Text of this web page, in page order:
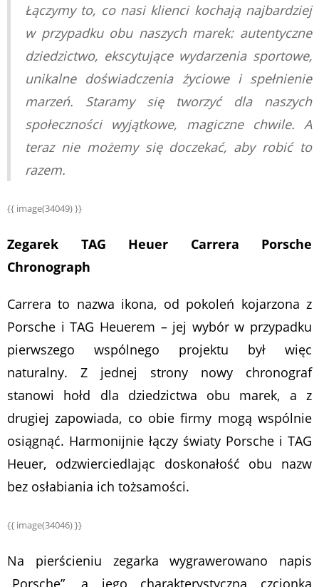
Łączymy to, co nasi klienci kochają najbardziej
w przypadku obu naszych marek: autentyczne
dziedzictwo, ekscytujące wydarzenia sportowe,
unikalne doświadczenia życiowe i spełnienie
marzeń. Staramy się tworzyć dla naszych
społeczności wyjątkowe, magiczne chwile. A
teraz nie możemy się doczekać, aby robić to
razem.
{{ image(34049) }}
Zegarek TAG Heuer Carrera Porsche
Chronograph
Carrera to nazwa ikona, od pokoleń kojarzona z
Porsche i TAG Heuerem – jej wybór w przypadku
pierwszego wspólnego projektu był więc
naturalny. Z jednej strony nowy chronograf
stanowi hołd dla dziedzictwa obu marek, a z
drugiej zapowiada, co obie firmy mogą wspólnie
osiągnąć. Harmonijnie łączy światy Porsche i TAG
Heuer, odzwierciedlając doskonałość obu nazw
bez osłabiania ich tożsamości.
{{ image(34046) }}
Na pierścieniu zegarka wygrawerowano napis
„Porsche”, a jego charakterystyczna czcionka